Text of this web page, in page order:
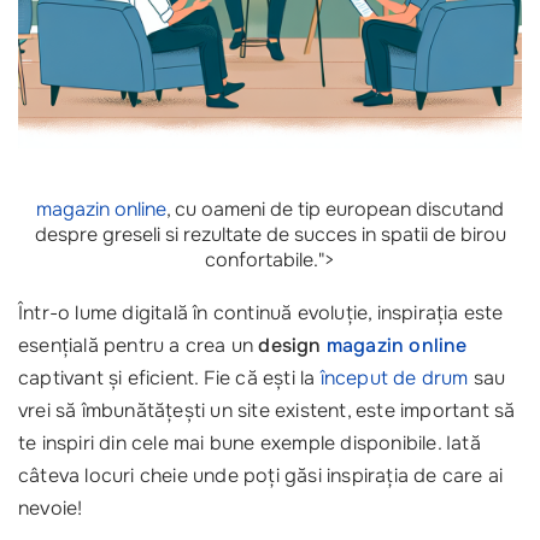
magazin online, cu oameni de tip european discutand
despre greseli si rezultate de succes in spatii de birou
confortabile.">
Într-o lume digitală în continuă evoluție, inspirația este
esențială pentru a crea undesign magazin online
captivant și eficient. Fie că ești laînceput de drum sau
vrei să îmbunătățești un site existent, este important să
te inspiri din cele mai bune exemple disponibile. Iată
câteva locuri cheie unde poți găsi inspirația de care ai
nevoie!